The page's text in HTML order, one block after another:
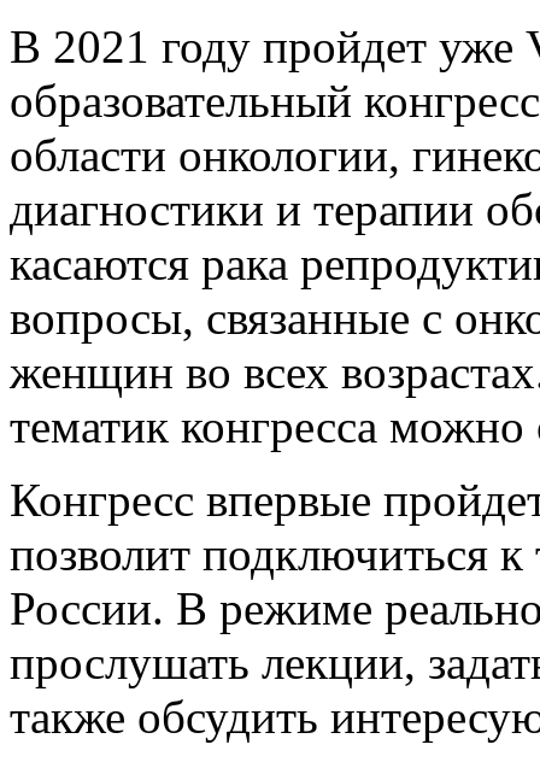
В 2021 году пройдет
образовательный
области онкологии,
диагностики и терапии
касаются рака
вопросы, связанные с
женщин во всех
тематик конгресса
Конгресс впервые
позволит подключиться
России. В режиме
прослушать лекции,
также обсудить